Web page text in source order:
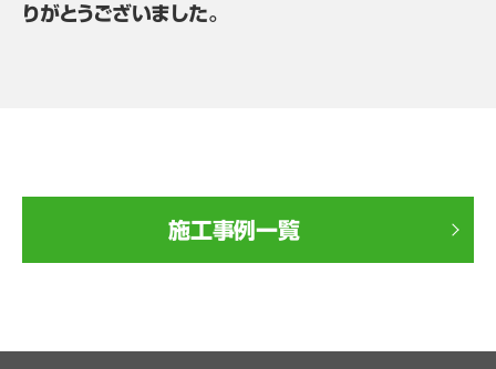
りがとうございました。
施工事例一覧